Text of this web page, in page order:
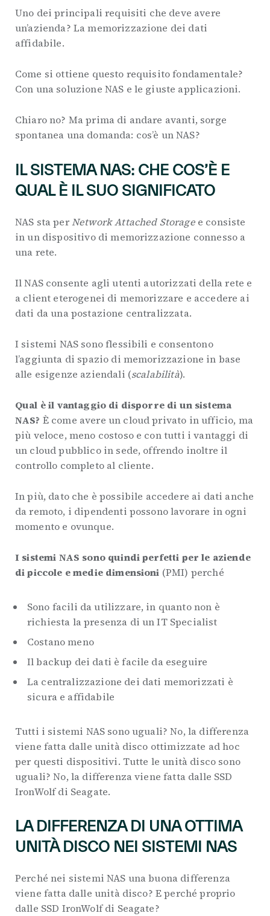
Uno dei principali requisiti che deve avere
un’azienda? La memorizzazione dei dati
affidabile.
Come si ottiene questo requisito fondamentale?
Con una soluzione NAS e le giuste applicazioni.
Chiaro no? Ma prima di andare avanti, sorge
spontanea una domanda: cos’è un NAS?
IL SISTEMA NAS: CHE COS’È E
QUAL È IL SUO SIGNIFICATO
NAS sta perNetwork Attached Storagee consiste
in un dispositivo di memorizzazione connesso a
una rete.
Il NAS consente agli utenti autorizzati della rete e
a client eterogenei di memorizzare e accedere ai
dati da una postazione centralizzata.
I sistemi NAS sono flessibili e consentono
l’aggiunta di spazio di memorizzazione in base
alle esigenze aziendali (scalabilità).
Qual è il vantaggio di disporre di un sistema
NAS? È come avere un cloud privato in ufficio, ma
più veloce, meno costoso e con tutti i vantaggi di
un cloud pubblico in sede, offrendo inoltre il
controllo completo al cliente.
In più, dato che è possibile accedere ai dati anche
da remoto, i dipendenti possono lavorare in ogni
momento e ovunque.
I sistemi NAS sono quindi perfetti per le aziende
di piccole e medie dimensioni (PMI) perché
Sono facili da utilizzare, in quanto non è
richiesta la presenza di un IT Specialist
Costano meno
Il backup dei dati è facile da eseguire
La centralizzazione dei dati memorizzati è
sicura e affidabile
Tutti i sistemi NAS sono uguali? No, la differenza
viene fatta dalle unità disco ottimizzate ad hoc
per questi dispositivi. Tutte le unità disco sono
uguali? No, la differenza viene fatta dalle SSD
IronWolf di Seagate.
LA DIFFERENZA DI UNA OTTIMA
UNITÀ DISCO NEI SISTEMI NAS
Perché nei sistemi NAS una buona differenza
viene fatta dalle unità disco? E perché proprio
dalle SSD IronWolf di Seagate?